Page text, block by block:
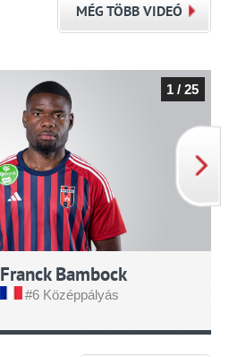
MÉG TÖBB VIDEÓ
Franck Bambock
#6 Középpályás
1 / 25